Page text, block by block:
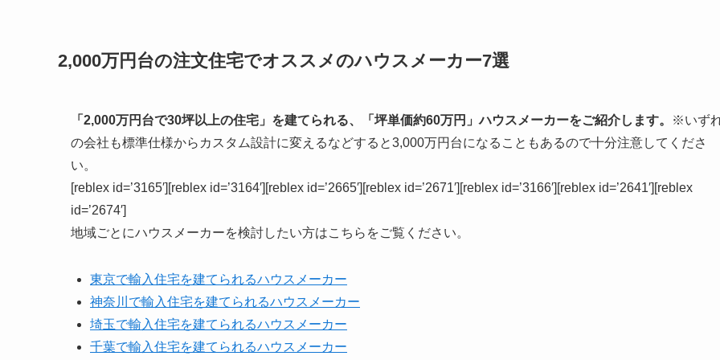
2,000万円台の注文住宅でオススメのハウスメーカー7選
「2,000万円台で30坪以上の住宅」を建てられる、「坪単価約60万円」ハウスメーカーをご紹介します。
※いず
の会社も標準仕様からカスタム設計に変えるなどすると3,000万円台になることもあるので十分注意してくださ
い。
[reblex id=’3165′][reblex id=’3164′][reblex id=’2665′][reblex id=’2671′][reblex id=’3166′][reblex id=’2641′][reblex
id=’2674′]
地域ごとにハウスメーカーを検討したい方はこちらをご覧ください。
東京で輸入住宅を建てられるハウスメーカー
神奈川で輸入住宅を建てられるハウスメーカー
埼玉で輸入住宅を建てられるハウスメーカー
千葉で輸入住宅を建てられるハウスメーカー